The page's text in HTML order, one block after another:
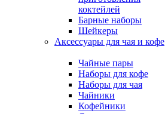
коктейлей
Барные наборы
Шейкеры
Аксессуары для чая и кофе
Чайные пары
Наборы для кофе
Наборы для чая
Чайники
Кофейники